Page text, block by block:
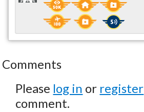
Comments
Please log in or register
comment.